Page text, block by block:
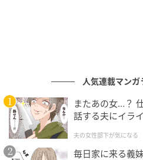
映像のデータを手に、私は隣
しました。出てきた奥さん
けたのです。
「ああ、また停めちゃってた
人気連載マンガ
またあの女…？
話する夫にイラ
夫の女性部下が気になる
毎日家に来る義